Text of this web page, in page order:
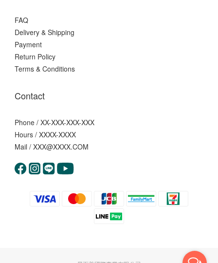
FAQ
Delivery & Shipping
Payment
Return Policy
Terms & Conditions
Contact
Phone / XX-XXX-XXX-XXX
Hours / XXXX-XXXX
Mail / XXX@XXXX.COM